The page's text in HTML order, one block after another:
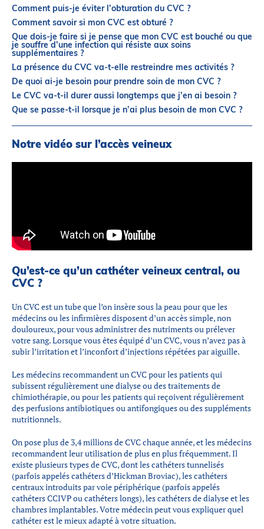
Comment puis-je éviter l’obturation du CVC ?
Comment savoir si mon CVC est obturé ?
Que dois-je faire si je pense que mon CVC est bouché ou que
je souffre d’une infection qui résiste aux soins
supplémentaires ?
La présence du CVC va-t-elle restreindre mes activités ?
De quoi ai-je besoin pour prendre soin de mon CVC ?
Le CVC va-t-il durer aussi longtemps que j’en ai besoin ?
Que se passe-t-il lorsque je n’ai plus besoin de mon CVC ?
Notre vidéo sur l’accès veineux
Qu’est-ce qu’un cathéter veineux central, ou
CVC ?
Un CVC est un tube que l’on insère sous la peau pour que les
médecins ou les infirmières disposent d’un accès simple, non
douloureux, pour vous administrer des nutriments ou prélever
votre sang. Lorsque vous êtes équipé d’un CVC, vous n’avez pas à
subir l’irritation et l’inconfort d’injections répétées par aiguille.
Les médecins recommandent un CVC pour les patients qui
subissent régulièrement une dialyse ou des traitements de
chimiothérapie, ou pour les patients qui reçoivent régulièrement
des perfusions antibiotiques ou antifongiques ou des suppléments
nutritionnels.
On pose plus de 3,4 millions de CVC chaque année, et les médecins
recommandent leur utilisation de plus en plus fréquemment. Il
existe plusieurs types de CVC, dont les cathéters tunnelisés
(parfois appelés cathéters d’Hickman Broviac), les cathéters
centraux introduits par voie périphérique (parfois appelés
cathéters CCIVP ou cathéters longs), les cathéters de dialyse et les
chambres implantables. Votre médecin peut vous expliquer quel
cathéter est le mieux adapté à votre situation.